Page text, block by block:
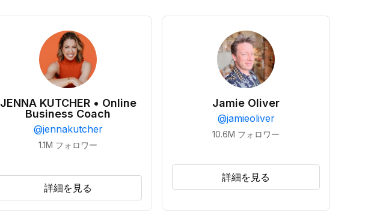
JENNA KUTCHER • Online
Business Coach
@jennakutcher
1.1M フォロワー
詳細を見る
Jamie Oliver
@jamieoliver
10.6M フォロワー
詳細を見る